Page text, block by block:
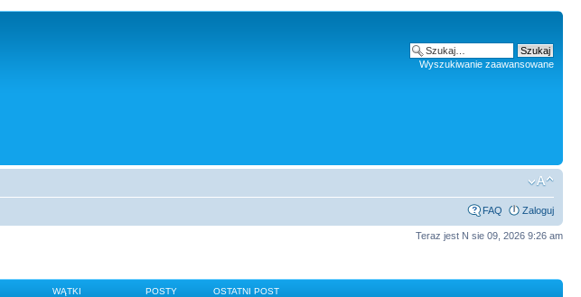
Wyszukiwanie zaawansowane
FAQ Zaloguj
Teraz jest N sie 09, 2026 9:26 am
WĄTKI POSTY OSTATNI POST